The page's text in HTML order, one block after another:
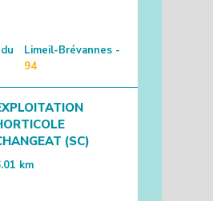
Limeil-Brévannes -
94
(SC)
km